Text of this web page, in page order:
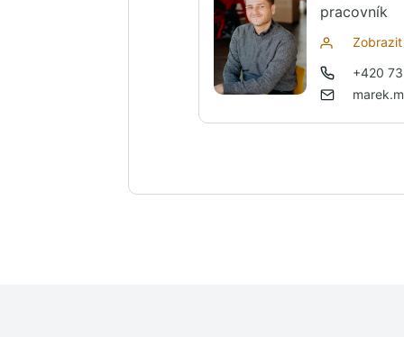
pracovník
+420